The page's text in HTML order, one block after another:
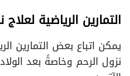
التمارين الرياضية
يمكن اتباع بعض التمارين
نزول الرحم وخاصةً بعد